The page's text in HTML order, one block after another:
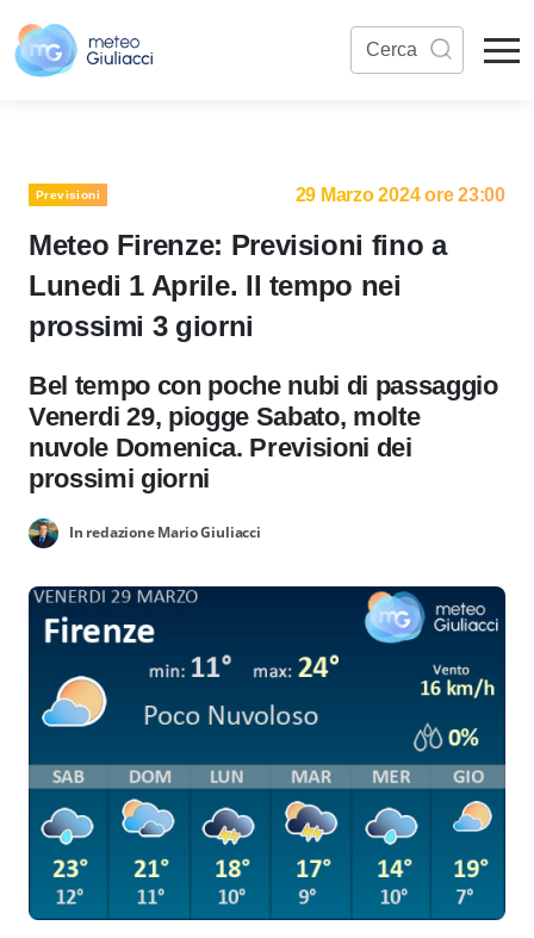
Previsioni 29 Marzo 2024 ore 23:00
Meteo Firenze: Previsioni fino a
Lunedi 1 Aprile. Il tempo nei
prossimi 3 giorni
Bel tempo con poche nubi di passaggio
Venerdi 29, piogge Sabato, molte
nuvole Domenica. Previsioni dei
prossimi giorni
In redazione Mario Giuliacci